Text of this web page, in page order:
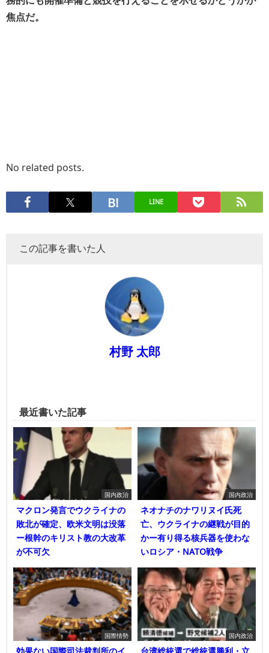
焦点だ。
No related posts.
LINE
この記事を書いた人
村野 太郎
最近書いた記事
国内政治
マクロン発言でウクライナの
敗北が確定、欧米文明は没落
ー根幹のキリスト教の大改革
が不可欠
国内政治
ネオナチのナワリヌイ氏死
亡、ウクライナの継戦が目的
かー有り得る核兵器を使わな
いロシア・NATO戦争
国際情勢 国内政治